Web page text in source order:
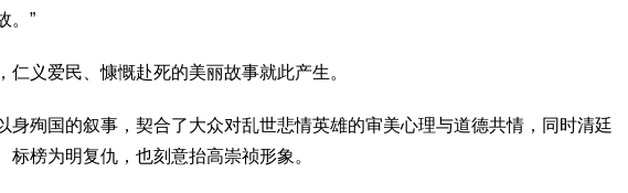
。”
仁义爱民、慷慨赴死的美丽故事就此产生。
身殉国的叙事，契合了大众对乱世悲情英雄的审美心理与道德共情，同时清廷
标榜为明复仇，也刻意抬高崇祯形象。